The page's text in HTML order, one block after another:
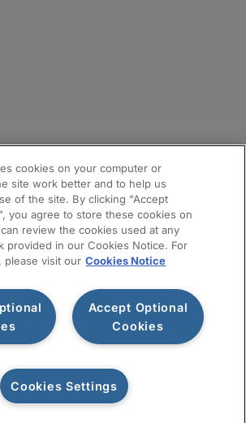
シー通知 情報セキュリティ基本方針
reserved.
cookies on your computer or
site work better and to help us
of the site. By clicking "Accept
you agree to store these cookies on
review the cookies used at any
provided in our Cookies Notice. For
please visit our Cookies Notice
Accept Optional
Cookies
Cookies Settings